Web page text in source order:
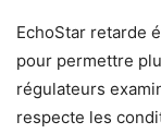
EchoStar retarde
pour permettre
régulateurs
respecte les